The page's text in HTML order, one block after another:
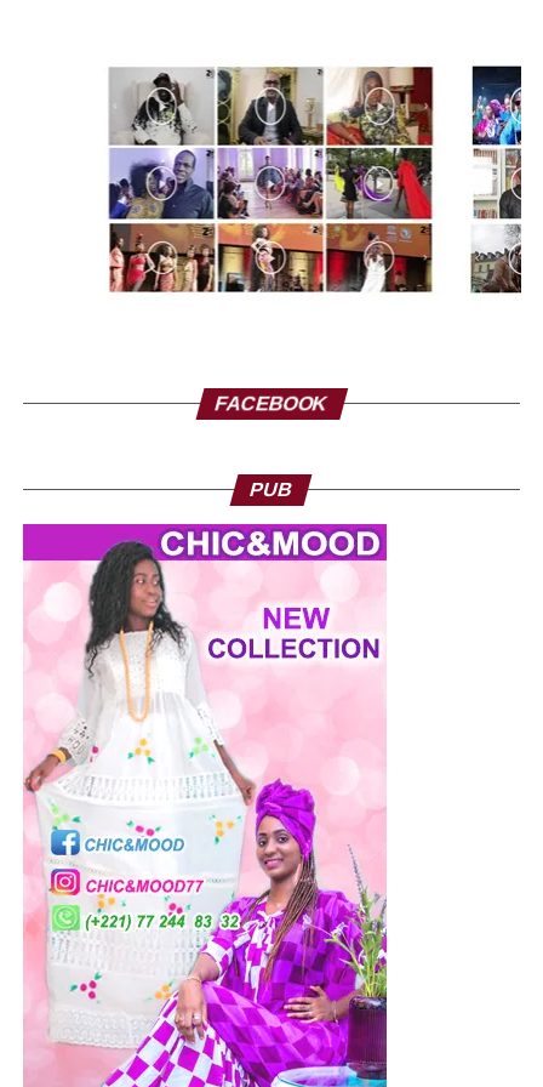
Copyright Stephen Rezza
Une occasion d’échanger avec les gens du métier
La jeune styliste collabore régulièrement avec des
professionnels du même métier ou annexes comme les
créateurs de bijoux. «Pour avancer, je pense qu’il est
favorable d’échanger, j’écoute les conseils des uns et j’en
FACEBOOK
PUB